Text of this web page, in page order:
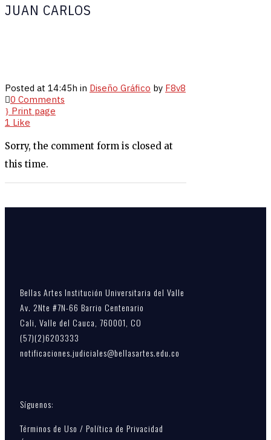
JUAN CARLOS
Posted at 14:45h in Diseño Gráfico by F8v8
0 Comments
Print page
1 Like
Sorry, the comment form is closed at
this time.
Bellas Artes Institución Universitaria del Valle
Av. 2Nte #7N-66 Barrio Centenario
Cali, Valle del Cauca, 760001, CO
(57)(2)6203333
notificaciones.judiciales@bellasartes.edu.co
Síguenos:
Términos de Uso / Política de Privacidad